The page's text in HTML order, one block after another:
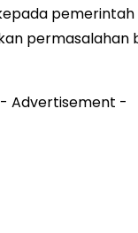
permasalahan
- Advertisement -